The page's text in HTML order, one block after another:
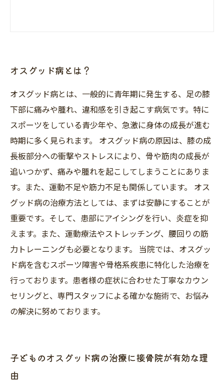
オスグッド病とは？
オスグッド病とは、一般的に青年期に発生する、足の膝
下部に痛みや腫れ、違和感を引き起こす病気です。特に
スポーツをしている青少年や、急激に身体の成長が進む
時期に多く見られます。 オスグッド病の原因は、膝の成
長板部分への衝撃やストレスにより、骨や筋肉の成長が
追いつかず、痛みや腫れを起こしてしまうことにありま
す。また、運動不足や筋力不足も関係しています。 オス
グッド病の治療方法としては、まずは安静にすることが
重要です。そして、患部にアイシングを行い、炎症を抑
えます。また、運動療法やストレッチング、腰回りの筋
力トレーニングも必要となります。 当院では、オスグッ
ド病を含むスポーツ障害や骨格系疾患に特化した治療を
行っております。患者様の症状に合わせた丁寧なカウン
セリングと、専門スタッフによる確かな施術で、お悩み
の解決に努めております。
子どものオスグッド病の治療に接骨院が有効な理
由